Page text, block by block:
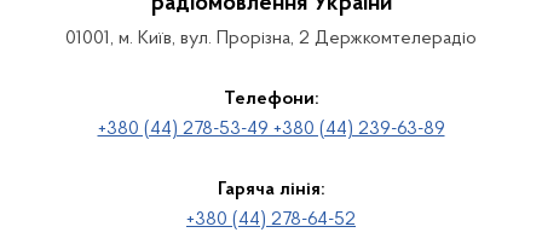
01001, м. Київ, вул. Прорізна, 2 Держкомтелерадіо
Телефони:
+380 (44) 278-53-49 +380 (44) 239-63-89
Гаряча лінія:
+380 (44) 278-64-52